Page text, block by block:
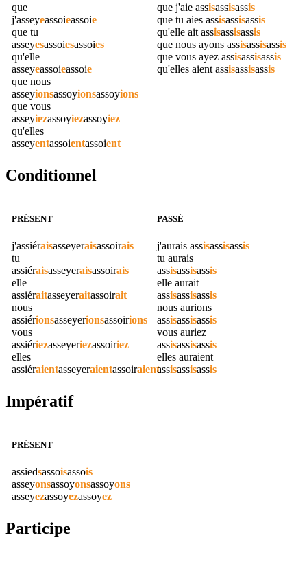
que
j'asseyeassoieassoie
que tu
asseyesassoiesassoies
qu'elle
asseyeassoieassoie
que nous
asseyionsassoyionsassoyions
que vous
asseyiezassoyiezassoyiez
qu'elles
asseyentassoientassoient
que j'aie assisassisassis
que tu aies assisassisassis
qu'elle ait assisassisassis
que nous ayons assisassisassis
que vous ayez assisassisassis
qu'elles aient assisassisassis
Conditionnel
PRÉSENT
j'assiéraisasseyeraisassoirais
tu
assiéraisasseyeraisassoirais
elle
assiéraitasseyeraitassoirait
nous
assiérionsasseyerionsassoirions
vous
assiériezasseyeriezassoiriez
elles
assiéraientasseyeraientassoiraient
PASSÉ
j'aurais assisassisassis
tu aurais
assisassisassis
elle aurait
assisassisassis
nous aurions
assisassisassis
vous auriez
assisassisassis
elles auraient
assisassisassis
Impératif
PRÉSENT
assiedsassoisassois
asseyonsassoyonsassoyons
asseyezassoyezassoyez
Participe